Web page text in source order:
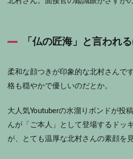
「仏の匠海」と言われ
柔和な顔つきが印象的な北村さんで
格も穏やかで優しいのだとか。
大人気Youtuberの水溜りボンドが投
んが「ご本人」として登場するドッ
が、とても温厚な北村さんの素顔を